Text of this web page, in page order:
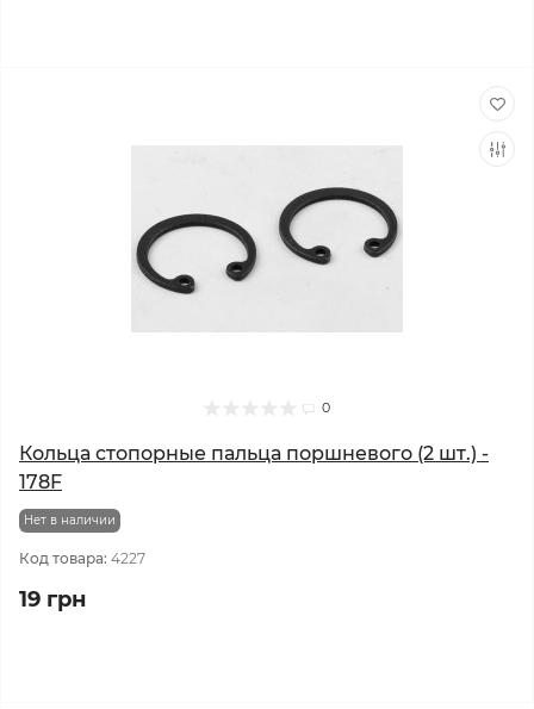
0
Кольца стопорные пальца поршневого (2 шт.) -
178F
Нет в наличии
Код товара: 4227
19 грн